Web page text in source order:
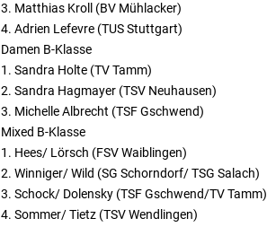
3. Matthias Kroll (BV Mühlacker)
4. Adrien Lefevre (TUS Stuttgart)
Damen B-Klasse
1. Sandra Holte (TV Tamm)
2. Sandra Hagmayer (TSV Neuhausen)
3. Michelle Albrecht (TSF Gschwend)
Mixed B-Klasse
1. Hees/ Lörsch (FSV Waiblingen)
2. Winniger/ Wild (SG Schorndorf/ TSG Salach)
3. Schock/ Dolensky (TSF Gschwend/TV Tamm)
4. Sommer/ Tietz (TSV Wendlingen)